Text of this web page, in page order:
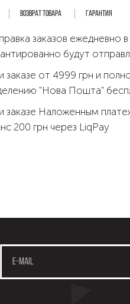
Возврат товара Гарантия
заказов ежедневно
будут
заказе от 4999 грн и
"Нова Пошта"
заказе Наложенным
200 грн через LiqPay